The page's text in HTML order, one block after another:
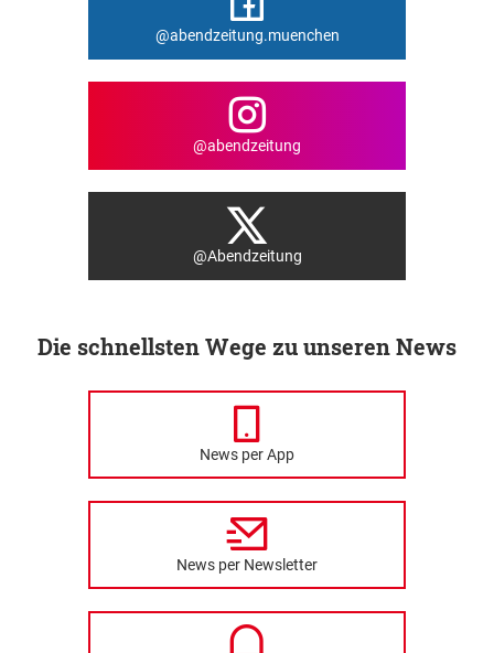
@abendzeitung.muenchen
@abendzeitung
@Abendzeitung
Die schnellsten Wege zu unseren News
News per App
News per Newsletter